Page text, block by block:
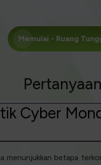
Memulai - Ruang
Cyber
betapa